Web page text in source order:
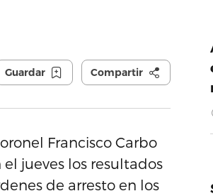
Guardar Compartir
Francisco Carbo
jueves los resultados
de arresto en los